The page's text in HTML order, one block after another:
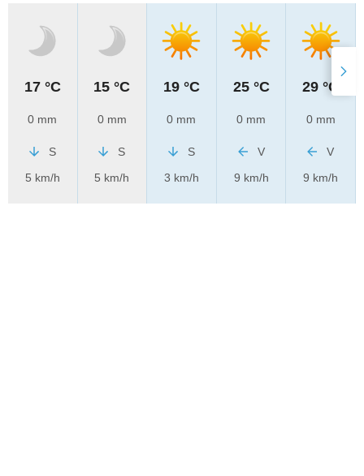
17 °C
0 mm
S
5 km/h
15 °C
0 mm
S
5 km/h
19 °C
0 mm
S
3 km/h
25 °C
0 mm
V
9 km/h
29 °C
0 mm
V
9 km/h